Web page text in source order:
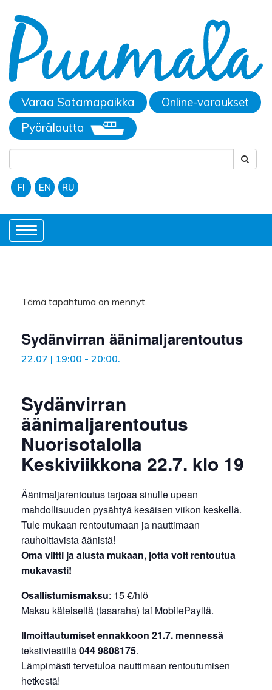
Varaa Satamapaikka
Online-varaukset
Pyörälautta
FI EN RU
Toggle
navigation
Tämä tapahtuma on mennyt.
Sydänvirran äänimaljarentoutus
22.07 | 19:00 - 20:00.
Sydänvirran
äänimaljarentoutus
Nuorisotalolla
Keskiviikkona 22.7. klo 19
Äänimaljarentoutus tarjoaa sinulle upean
mahdollisuuden pysähtyä kesäisen viikon keskellä.
Tule mukaan rentoutumaan ja nauttimaan
rauhoittavista äänistä!
Oma viltti ja alusta mukaan, jotta voit rentoutua
mukavasti!
Osallistumismaksu: 15 €/hlö
Maksu käteisellä (tasaraha) tai MobilePayllä.
Ilmoittautumiset ennakkoon 21.7. mennessä
tekstiviestillä044 9808175.
Lämpimästi tervetuloa nauttimaan rentoutumisen
hetkestä!